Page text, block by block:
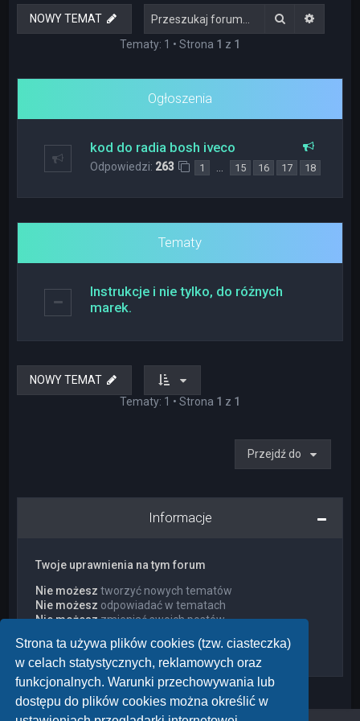
Strona ta używa plików cookies (tzw. ciasteczka)
w celach statystycznych, reklamowych oraz
funkcjonalnych. Warunki przechowywania lub
dostępu do plików cookies można określić w
NOWY TEMAT Szukaj
Tematy: 1 • Strona 1 z 1
Ogłoszenia
kod do radia bosh iveco
Odpowiedzi: 263 1 … 15 16 17 18
Tematy
Instrukcje i nie tylko, do różnych
marek.
NOWY TEMAT
Tematy: 1 • Strona 1 z 1
Przejdź do
Informacje
Twoje uprawnienia na tym forum
Nie możesz tworzyć nowych tematów
Nie możesz odpowiadać w tematach
Nie możeszzmieniać swoich postów
Nie możeszdodawać załączników